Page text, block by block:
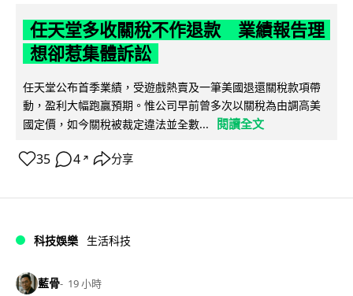
任天堂多收關稅不作退款 業績報告理
想卻惹集體訴訟
任天堂公布首季業績，受遊戲熱賣及一筆美國退還關稅款項帶
動，盈利大幅跑贏預期。惟公司早前曾多次以關稅為由調高美
國定價，如今關稅被裁定違法並全數...
閱讀全文
35 4 ↗ 分享
科技娛樂 生活科技
藍骨 19 小時